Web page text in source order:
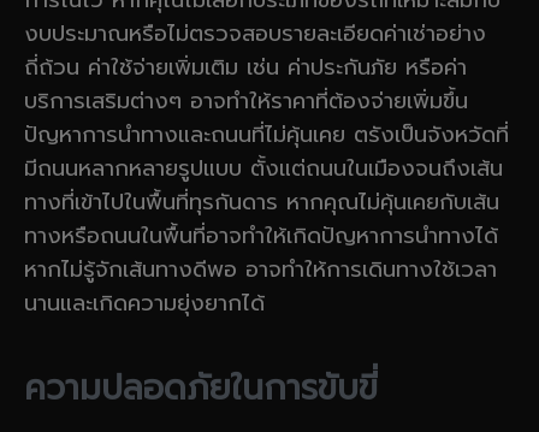
งบประมาณหรือไม่ตรวจสอบรายละเอียดค่าเช่าอย่าง
ถี่ถ้วน ค่าใช้จ่ายเพิ่มเติม เช่น ค่าประกันภัย หรือค่า
บริการเสริมต่างๆ อาจทำให้ราคาที่ต้องจ่ายเพิ่มขึ้น
ปัญหาการนำทางและถนนที่ไม่คุ้นเคย ตรังเป็นจังหวัดที่
มีถนนหลากหลายรูปแบบ ตั้งแต่ถนนในเมืองจนถึงเส้น
ทางที่เข้าไปในพื้นที่ทุรกันดาร หากคุณไม่คุ้นเคยกับเส้น
ทางหรือถนนในพื้นที่อาจทำให้เกิดปัญหาการนำทางได้
หากไม่รู้จักเส้นทางดีพอ อาจทำให้การเดินทางใช้เวลา
นานและเกิดความยุ่งยากได้
ความปลอดภัยในการขับขี่